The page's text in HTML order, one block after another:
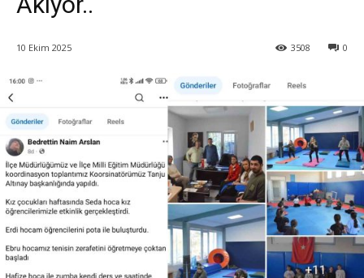
10 Ekim 2025 0
3508